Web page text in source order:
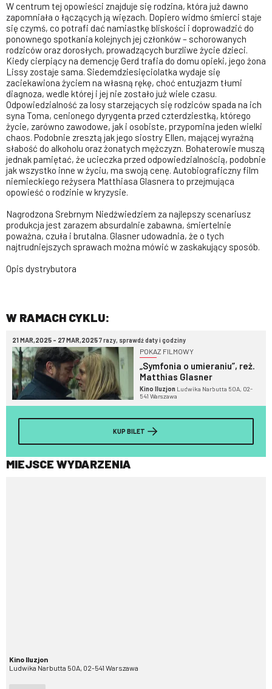
W centrum tej opowieści znajduje się rodzina, która już dawno
zapomniała o łączących ją więzach. Dopiero widmo śmierci staje
się czymś, co potrafi dać namiastkę bliskości i doprowadzić do
ponownego spotkania kolejnych jej członków – schorowanych
rodziców oraz dorosłych, prowadzących burzliwe życie dzieci.
Kiedy cierpiący na demencję Gerd trafia do domu opieki, jego żona
Lissy zostaje sama. Siedemdziesięciolatka wydaje się
zaciekawiona życiem na własną rękę, choć entuzjazm tłumi
diagnoza, wedle której i jej nie zostało już wiele czasu.
Odpowiedzialność za losy starzejących się rodziców spada na ich
syna Toma, cenionego dyrygenta przed czterdziestką, którego
życie, zarówno zawodowe, jak i osobiste, przypomina jeden wielki
chaos. Podobnie zresztą jak jego siostry Ellen, mającej wyraźną
słabość do alkoholu oraz żonatych mężczyzn. Bohaterowie muszą
jednak pamiętać, że ucieczka przed odpowiedzialnością, podobnie
jak wszystko inne w życiu, ma swoją cenę. Autobiograficzny film
niemieckiego reżysera Matthiasa Glasnera to przejmująca
opowieść o rodzinie w kryzysie.
Nagrodzona Srebrnym Niedźwiedziem za najlepszy scenariusz
produkcja jest zarazem absurdalnie zabawna, śmiertelnie
poważna, czuła i brutalna. Glasner udowadnia, że o tych
najtrudniejszych sprawach można mówić w zaskakujący sposób.
Opis dystrybutora
W RAMACH CYKLU:
21 MAR,2025 - 27 MAR,20257 razy, sprawdź daty i godziny
POKAZ FILMOWY
„Symfonia o umieraniu”, reż.
Matthias Glasner
Kino Iluzjon Ludwika Narbutta 50A, 02-
541 Warszawa
KUP BILET
MIEJSCE WYDARZENIA
Kino Iluzjon
Ludwika Narbutta 50A, 02-541 Warszawa